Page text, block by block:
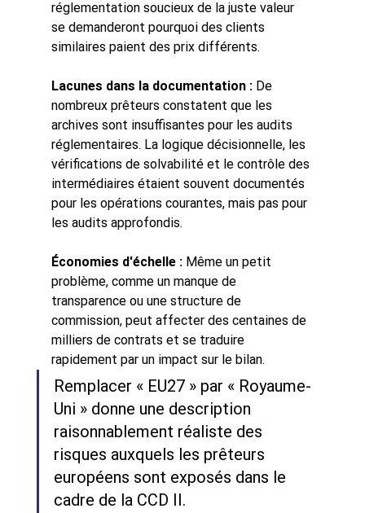
réglementation soucieux de la juste valeur
se demanderont pourquoi des clients
similaires paient des prix différents.
Lacunes dans la documentation : De
nombreux prêteurs constatent que les
archives sont insuffisantes pour les audits
réglementaires. La logique décisionnelle, les
vérifications de solvabilité et le contrôle des
intermédiaires étaient souvent documentés
pour les opérations courantes, mais pas pour
les audits approfondis.
Économies d'échelle : Même un petit
problème, comme un manque de
transparence ou une structure de
commission, peut affecter des centaines de
milliers de contrats et se traduire
rapidement par un impact sur le bilan.
Remplacer « EU27 » par « Royaume-
Uni » donne une description
raisonnablement réaliste des
risques auxquels les prêteurs
européens sont exposés dans le
cadre de la CCD II.